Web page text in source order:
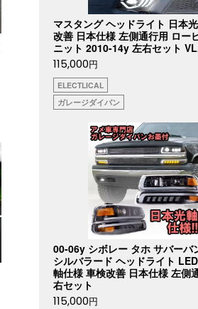
マスタング ヘッドライト 日本
改善 日本仕様 左側通行用 ロー
ニット 2010-14y 左右セット
115,000円
ELECTLICAL
ガレージダイバン
00-06y シボレー タホ サバーバ
シルバラード ヘッドライト
軸仕様 車検改善 日本仕様 左側
右セット
115,000円